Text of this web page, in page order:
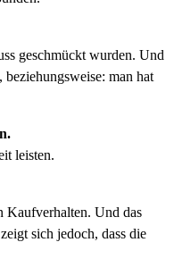
geschmückt wur­den. Und
man hat
leis­ten.
Kaufver­hal­ten. Und das
sich jedoch, dass die